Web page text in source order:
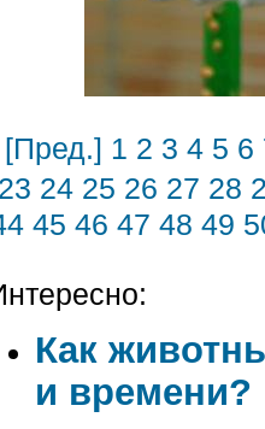
[Пред.] 1 2 3 4 5 6
23 24 25 26 27 28
45 46 47 48 49
Как
и времени?